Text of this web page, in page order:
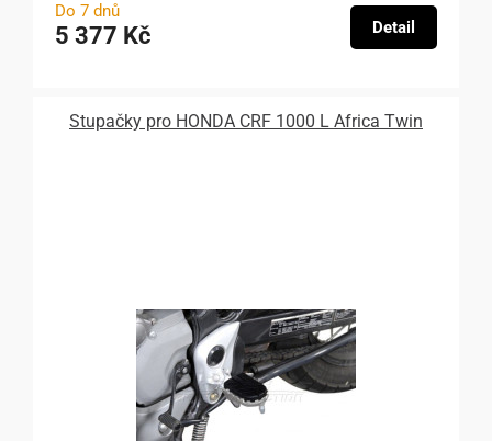
Do 7 dnů
5 377 Kč Detail
Stupačky pro HONDA CRF 1000 L Africa Twin